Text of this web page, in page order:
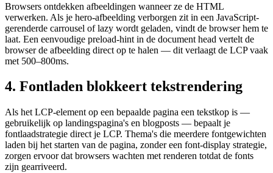
Browsers ontdekken afbeeldingen wanneer ze de HTML
verwerken. Als je hero-afbeelding verborgen zit in een JavaScript-
gerenderde carrousel of lazy wordt geladen, vindt de browser hem te
laat. Een eenvoudige preload-hint in de document head vertelt de
browser de afbeelding direct op te halen — dit verlaagt de LCP vaak
met 500–800ms.
4. Fontladen blokkeert tekstrendering
Als het LCP-element op een bepaalde pagina een tekstkop is —
gebruikelijk op landingspagina's en blogposts — bepaalt je
fontlaadstrategie direct je LCP. Thema's die meerdere fontgewichten
laden bij het starten van de pagina, zonder een font-display strategie,
zorgen ervoor dat browsers wachten met renderen totdat de fonts
zijn gearriveerd.